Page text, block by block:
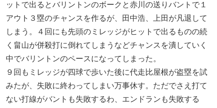
ットで出るとバリントンのボークと赤川の送りバントで１
アウト３塁のチャンスを作るが、田中浩、上田が凡退して
しまう。４回にも先頭のミレッジがヒットで出るものの続
く畠山が併殺打に倒れてしまうなどチャンスを潰していく
中でバリントンのペースになってしまった。
９回もミレッジが四球で歩いた後に代走比屋根が盗塁を試
みたが、失敗に終わってしまい万事休す。ただでさえ打て
ない打線がバントも失敗するわ、エンドランも失敗する